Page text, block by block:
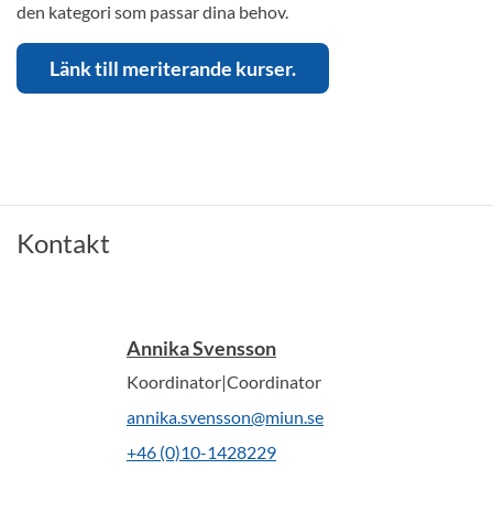
den kategori som passar dina behov.
Länk till meriterande kurser.
Kontakt
Annika Svensson
Koordinator|Coordinator
annika.svensson@miun.se
+46 (0)10-1428229